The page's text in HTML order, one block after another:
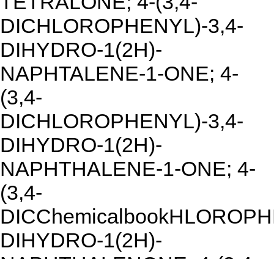
DICHLOROPHENYL)-3,4-
DIHYDRO-1(2H)-
NAPHTALENE-1-ONE; 4-
(3,4-
DICHLOROPHENYL)-3,4-
DIHYDRO-1(2H)-
NAPHTHALENE-1-ONE; 4-
(3,4-
DIHYDRO-1(2H)-